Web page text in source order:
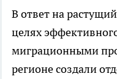
В ответ на
целях
миграционными
регионе создали